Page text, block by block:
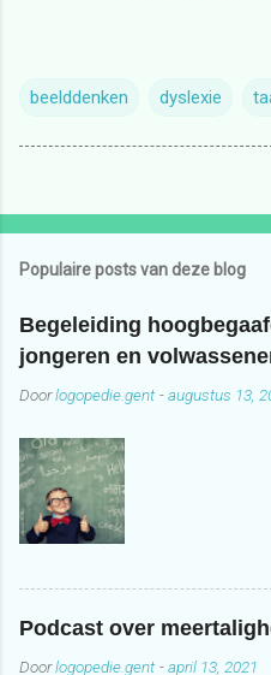
beelddenken dyslexie
Populaire posts van deze blog
Begeleiding
jongeren en
Doorlogopedie.gent -augustus 13,
Podcast over
Doorlogopedie.gent -april 13, 2021